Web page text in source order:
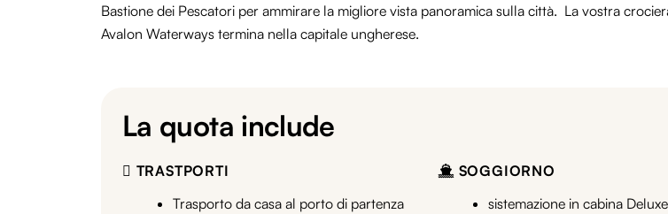
Bastione dei Pescatori per ammirare la migliore vista panoramica sulla città. La vostra
Avalon Waterways termina nella capitale ungherese.
La quota include
TRASTPORTI
Trasporto da casa al porto di partenza
SOGGIORNO
sistemazione in cabina Deluxe